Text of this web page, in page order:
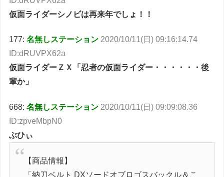
仮面ライダーシノビは再来年でしょ！！
177:名無しステーション 2020/10/11(日) 09:16:14.74
ID:dRUVPX62a
仮面ライダーＺＸ「忍者の仮面ライダー・・・・・・後
輩か」
668:名無しステーション 2020/10/11(日) 09:09:08.36
ID:zpveMbpN0
ぶひぃ
【商品情報】
「納刀ベルト DXソードオブロゴスバックル＆こ